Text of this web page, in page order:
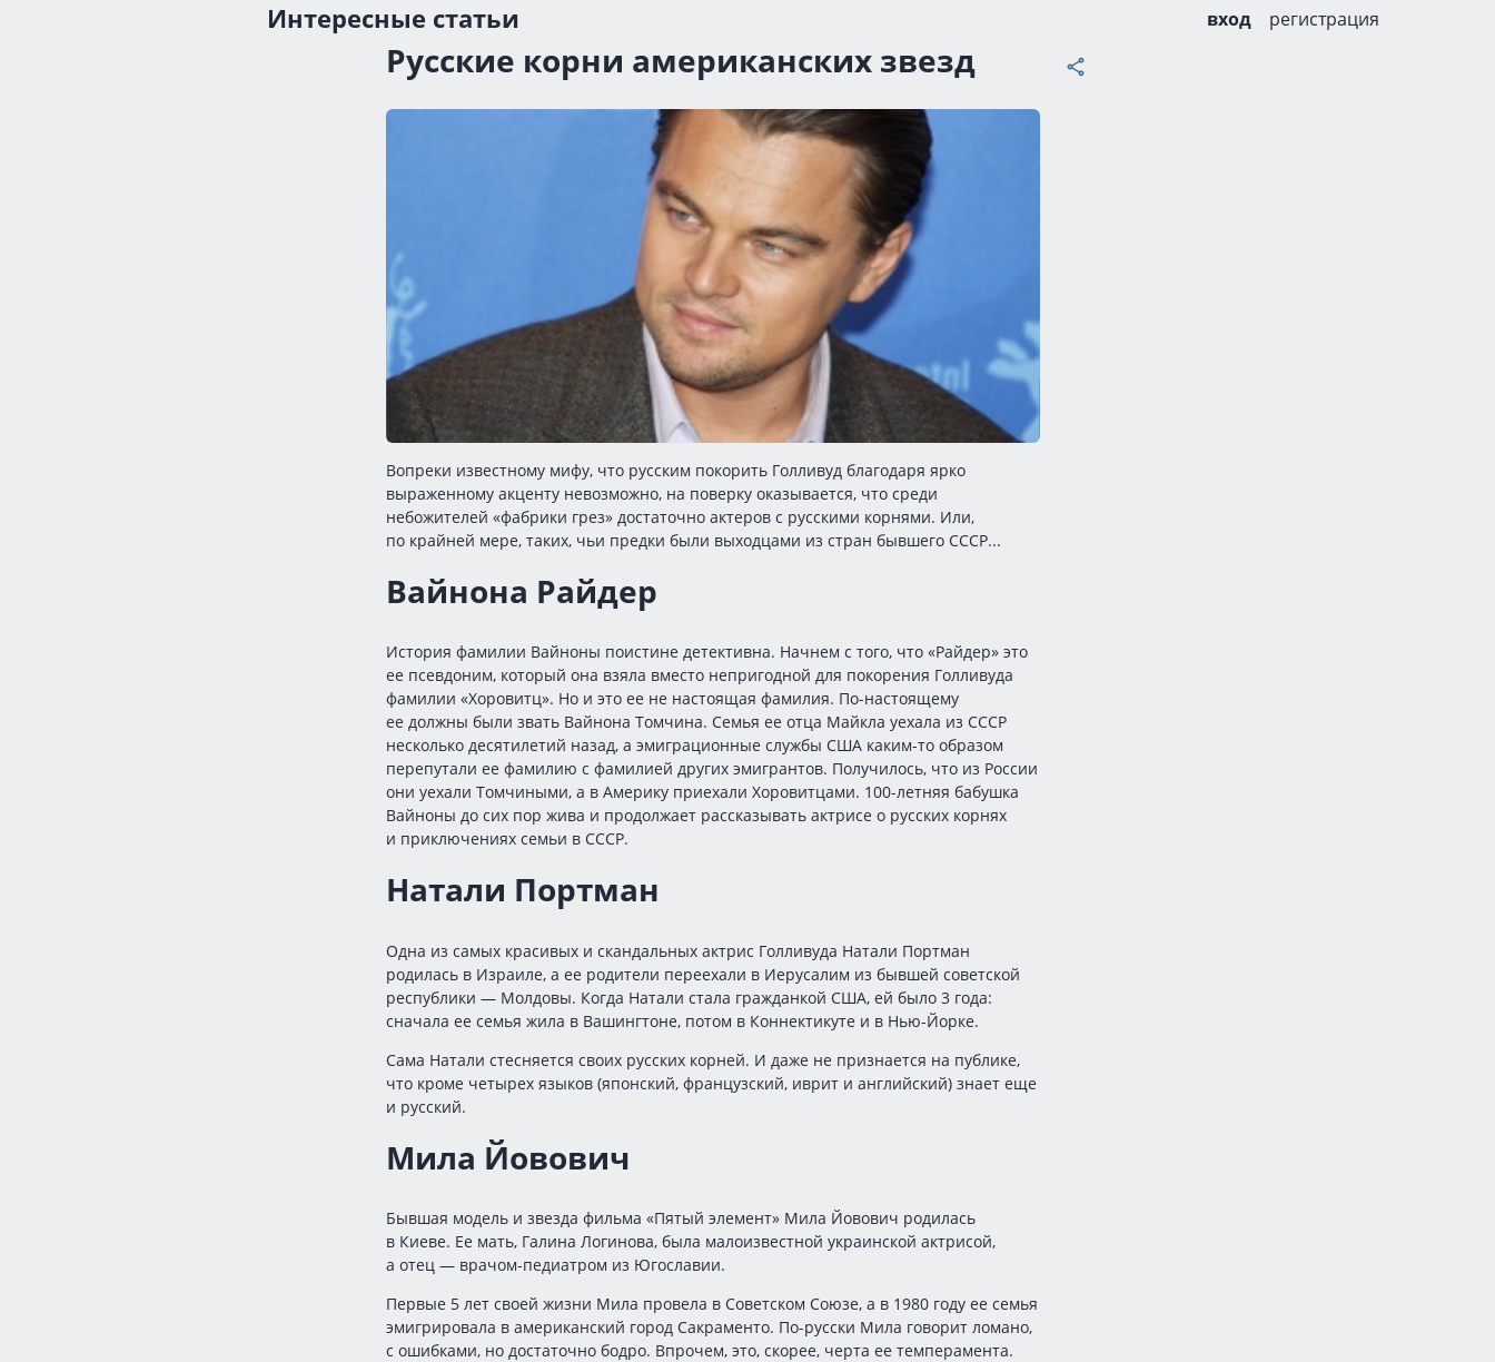
Интересные статьи вход регистрация
Русские корни американских звезд
Вопреки известному мифу, что русским покорить Голливуд благодаря ярко
выраженному акценту невозможно, на поверку оказывается, что среди
небожителей «фабрики грез» достаточно актеров с русскими корнями. Или,
по крайней мере, таких, чьи предки были выходцами из стран бывшего СССР...
Вайнона Райдер
История фамилии Вайноны поистине детективна. Начнем с того, что «Райдер» это
ее псевдоним, который она взяла вместо непригодной для покорения Голливуда
фамилии «Хоровитц». Но и это ее не настоящая фамилия. По-настоящему
ее должны были звать Вайнона Томчина. Семья ее отца Майкла уехала из СССР
несколько десятилетий назад, а эмиграционные службы США каким-то образом
перепутали ее фамилию с фамилией других эмигрантов. Получилось, что из России
они уехали Томчиными, а в Америку приехали Хоровитцами. 100-летняя бабушка
Вайноны до сих пор жива и продолжает рассказывать актрисе о русских корнях
и приключениях семьи в СССР.
Натали Портман
Одна из самых красивых и скандальных актрис Голливуда Натали Портман
родилась в Израиле, а ее родители переехали в Иерусалим из бывшей советской
республики — Молдовы. Когда Натали стала гражданкой США, ей было 3 года:
сначала ее семья жила в Вашингтоне, потом в Коннектикуте и в Нью-Йорке.
Сама Натали стесняется своих русских корней. И даже не признается на публике,
что кроме четырех языков (японский, французский, иврит и английский) знает еще
и русский.
Мила Йовович
Бывшая модель и звезда фильма «Пятый элемент» Мила Йовович родилась
в Киеве. Ее мать, Галина Логинова, была малоизвестной украинской актрисой,
а отец — врачом-педиатром из Югославии.
Первые 5 лет своей жизни Мила провела в Советском Союзе, а в 1980 году ее семья
эмигрировала в американский город Сакраменто. По-русски Мила говорит ломано,
с ошибками, но достаточно бодро. Впрочем, это, скорее, черта ее темперамента.